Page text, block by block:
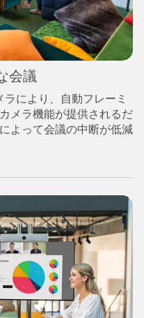
会議
により、自動フレーミ
メラ機能が提供されるだ
よって会議の中断が低減